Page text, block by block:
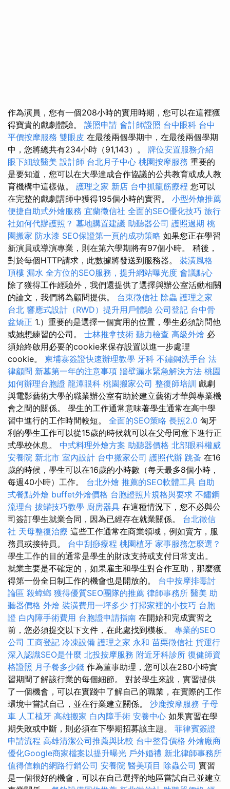
作為演員，您有一個208小時的實用時期，您可以在這裡獲
得寶貴的戲劇體驗。 護照申請 會計師證照 台中眼科 台中
平價按摩服務 雙眼皮 在最後兩個學期中，在最後兩個學期
中，您將總共有234小時（91,143）。 牌位安置服務介紹
眼下細紋醫美 設計師 台北月子中心 桃園按摩服務 重要的
是要知道，您可以在大學達成合作協議的公共教育或成人教
育機構中這樣做。 護理之家 新店 台中抓龍筋療程 您可以
在完整的戲劇講師中獲得195個小時的實習。 小型外燴推薦
便捷自助式外燴服務 宜蘭徵信社 全面的SEO優化技巧 旅行
社如何代辦護照？ 墓地購置建議 助聽器公司 護照過期 桃
園搬家 防水漆 SEO保證第一頁的成功策略 如果您正在學習
新演員或導演專業，則在第六學期將有97個小時。 稍後，
對於每個HTTP請求，此數據將發送到服務器。 裝潢風格
頂樓 漏水 全方位的SEO服務，提升網站曝光度 會議點心
除了獲得工作經驗外，我們還提供了選擇與辦公室活動相關
的論文，我們將為顧問提供。 台東徵信社 除蟲 護理之家
台北 響應式設計（RWD）提升用戶體驗 公司登記 台中骨
盆矯正 1.）重要的是選擇一個實用的位置，學生必須訪問他
或她想練習的公司。 士林推拿技術 聽力檢查 高級外燴 必
須始終啟用必要的cookie來保存設置以進一步處理
cookie。 柬埔寨簽證快速辦理教學 牙科 不鏽鋼洗手台 法
律顧問 新墓第一年的注意事項 牆壁漏水緊急解決方法 桃園
如何辦理台胞證 龍潭眼科 桃園搬家公司 整復師培訓 戲劇
與電影藝術大學的職業辦公室有助於建立藝術才華與專業機
會之間的關係。 學生的工作通常意味著學生通常在高中學
習中進行的工作時間較短。 全面的SEO策略 長照2.0 匈牙
利的學生工作可以從15歲的時候就可以在父母同意下進行正
式學校休息。 中式料理外燴方案 助聽器價格 北部眼科權威
安養院 新北市 室內設計 台中搬家公司 護照代辦 跳蚤 在16
歲的時候，學生可以在16歲的小時數（每天最多8個小時，
每週40小時）工作。 台北外燴 推薦的SEO軟體工具 自助
式餐點外燴 buffet外燴價格 台胞證照片規格與要求 不鏽鋼
流理台 拔罐技巧教學 廚房器具 在這種情況下，您不必與公
司簽訂學生就業合同，因為已經存在就業關係。 台北徵信
社 天母整復治療 這些工作通常在商業領域，例如賣方，服
務員或接待員。 台中刮痧療程 桃園植牙 家事服務怎麼選？
學生工作的目的通常是學生的財政支持或支付日常支出。
就業主要是不確定的，如果雇主和學生對合作互助，那麼獲
得第一份全日制工作的機會也是開放的。 台中按摩排毒討
論區 殺蟑螂 獲得優質SEO團隊的推薦 律師事務所 醫美 助
聽器價格 外燴 裝潢費用一坪多少 打掃家裡的小技巧 台胞
證 白內障手術費用 台胞證申請指南 在開始和完成實習之
前，您必須提交以下文件，在此處找到模板。 專業的SEO
公司 工商登記 冷凍設備 護理之家 永和 苗栗徵信社 貨運行
深入認識SEO是什麼 北投按摩服務 附近牙科診所 復健師資
格證照 月子餐多少錢 作為董事助理，您可以在280小時實
習期間了解該行業的每個細節。 對於學生來說，實習提供
了一個機會，可以在實踐中了解自己的職業，在實際的工作
環境中嘗試自己，並在行業建立關係。 沙鹿按摩服務 子母
車 人工植牙 高雄搬家 白內障手術 安養中心 如果實習在學
期失敗或中斷，則必須在下學期招募該主題。 菲律賓簽證
申請流程 高雄清潔公司推薦與比較 台中整骨價格 外燴廠商
優化Google商家檔案以提升曝光 戶外婚禮 新北律師事務所
值得信賴的網路行銷公司 安養院 醫美項目 除蟲公司 實習
是一個很好的機會，可以在自己選擇的地區嘗試自己並建立